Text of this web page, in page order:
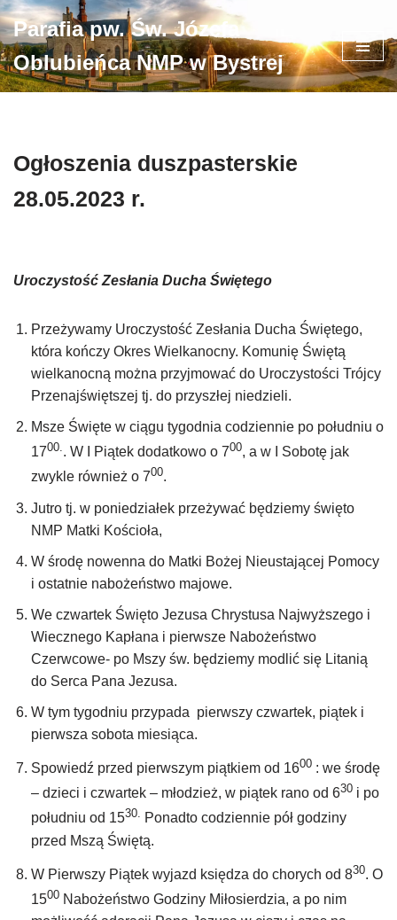
Przejdź
do
treści
Parafia pw. Św. Józefa
Oblubieńca NMP w Bystrej
Ogłoszenia duszpasterskie
28.05.2023 r.
Uroczystość Zesłania Ducha Świętego
Przeżywamy Uroczystość Zesłania Ducha Świętego,
która kończy Okres Wielkanocny. Komunię Świętą
wielkanocną można przyjmować do Uroczystości Trójcy
Przenajświętszej tj. do przyszłej niedzieli.
Msze Święte w ciągu tygodnia codziennie po południu o
1700.. W I Piątek dodatkowo o 700, a w I Sobotę jak
zwykle również o 700.
Jutro tj. w poniedziałek przeżywać będziemy święto
NMP Matki Kościoła,
W środę nowenna do Matki Bożej Nieustającej Pomocy
i ostatnie nabożeństwo majowe.
We czwartek Święto Jezusa Chrystusa Najwyższego i
Wiecznego Kapłana i pierwsze Nabożeństwo
Czerwcowe- po Mszy św. będziemy modlić się Litanią
do Serca Pana Jezusa.
W tym tygodniu przypada pierwszy czwartek, piątek i
pierwsza sobota miesiąca.
Spowiedź przed pierwszym piątkiem od 1600 : we środę
– dzieci i czwartek – młodzież, w piątek rano od 630 i po
południu od 1530. Ponadto codziennie pół godziny
przed Mszą Świętą.
W Pierwszy Piątek wyjazd księdza do chorych od 830. O
1500 Nabożeństwo Godziny Miłosierdzia, a po nim